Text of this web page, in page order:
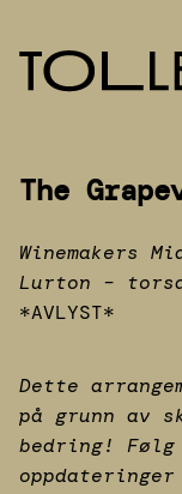
hovedinnhold
The
Winemakers
Lurton –
*AVLYST*
Dette
på grunn av
bedring!